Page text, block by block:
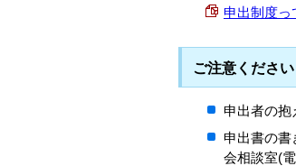
申出制度っ
ご注意ください
申出者の抱
申出書の
会相談室(